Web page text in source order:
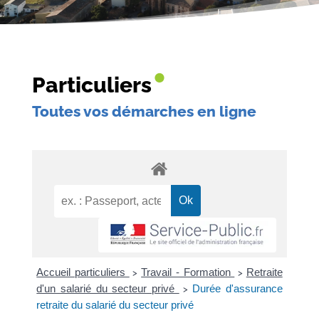
Particuliers•
Toutes vos démarches en ligne
Accueil particuliers > Travail - Formation > Retraite
d'un salarié du secteur privé
> Durée d'assurance
retraite du salarié du secteur privé